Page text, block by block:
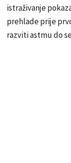
istraživanje
prehlade prije
razviti astmu do